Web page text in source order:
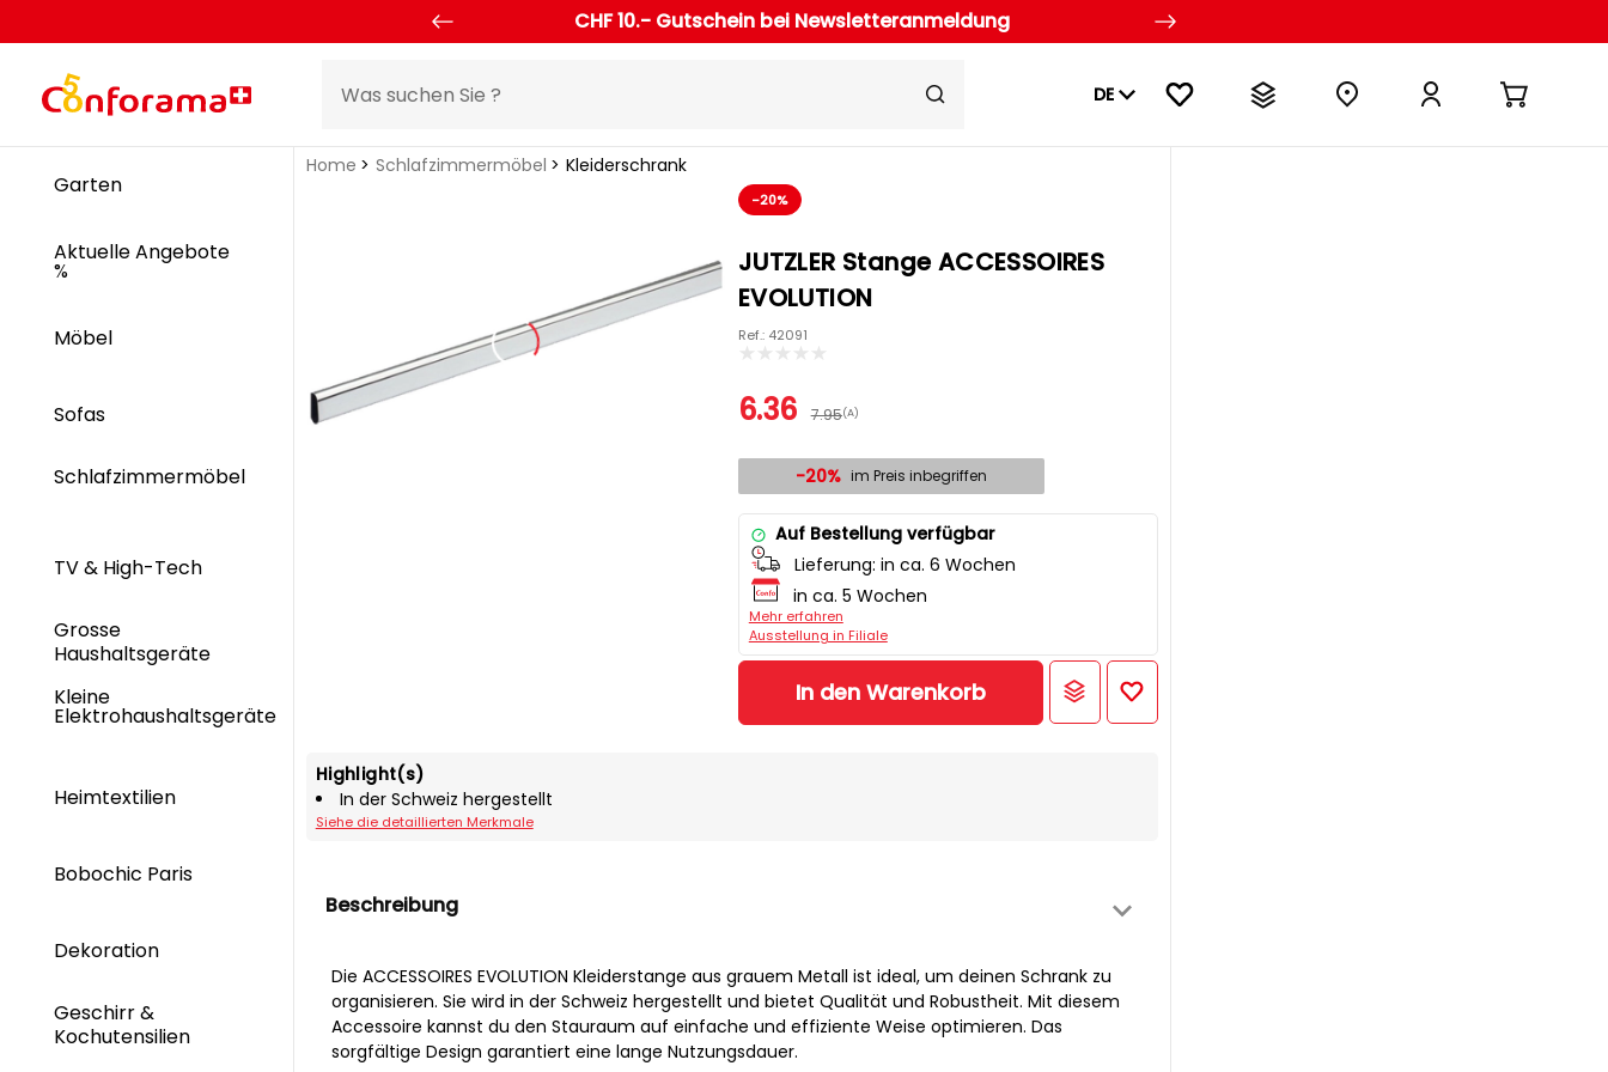
CHF 10.- Gutschein bei Newsletteranmeldung
DE
Garten
Aktuelle Angebote
%
Möbel
Sofas
Schlafzimmermöbel
TV & High-Tech
Grosse
Haushaltsgeräte
Kleine
Elektrohaushaltsgeräte
Heimtextilien
Bobochic Paris
Dekoration
Geschirr &
Kochutensilien
Home Schlafzimmermöbel Kleiderschrank
-20%
JUTZLER Stange ACCESSOIRES
EVOLUTION
Ref.: 42091
6.36 7.95(A)
-20% im Preis inbegriffen
Auf Bestellung verfügbar
Lieferung: in ca. 6 Wochen
in ca. 5 Wochen
Mehr erfahren
Ausstellung in Filiale
In den Warenkorb
Highlight(s)
In der Schweiz hergestellt
Siehe die detaillierten Merkmale
Beschreibung
Die ACCESSOIRES EVOLUTION Kleiderstange aus grauem Metall ist ideal, um deinen Schrank zu
organisieren. Sie wird in der Schweiz hergestellt und bietet Qualität und Robustheit. Mit diesem
Accessoire kannst du den Stauraum auf einfache und effiziente Weise optimieren. Das
sorgfältige Design garantiert eine lange Nutzungsdauer.